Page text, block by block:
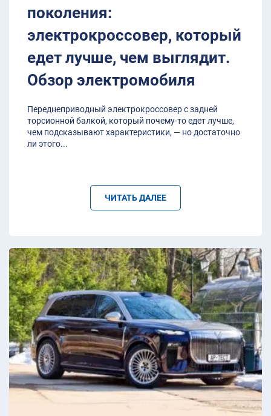
поколения:
электрокроссовер, который
едет лучше, чем выглядит.
Обзор электромобиля
Переднеприводный электрокроссовер с задней
торсионной балкой, который почему-то едет лучше,
чем подсказывают характеристики, — но достаточно
ли этого...
ЧИТАТЬ ДАЛЕЕ